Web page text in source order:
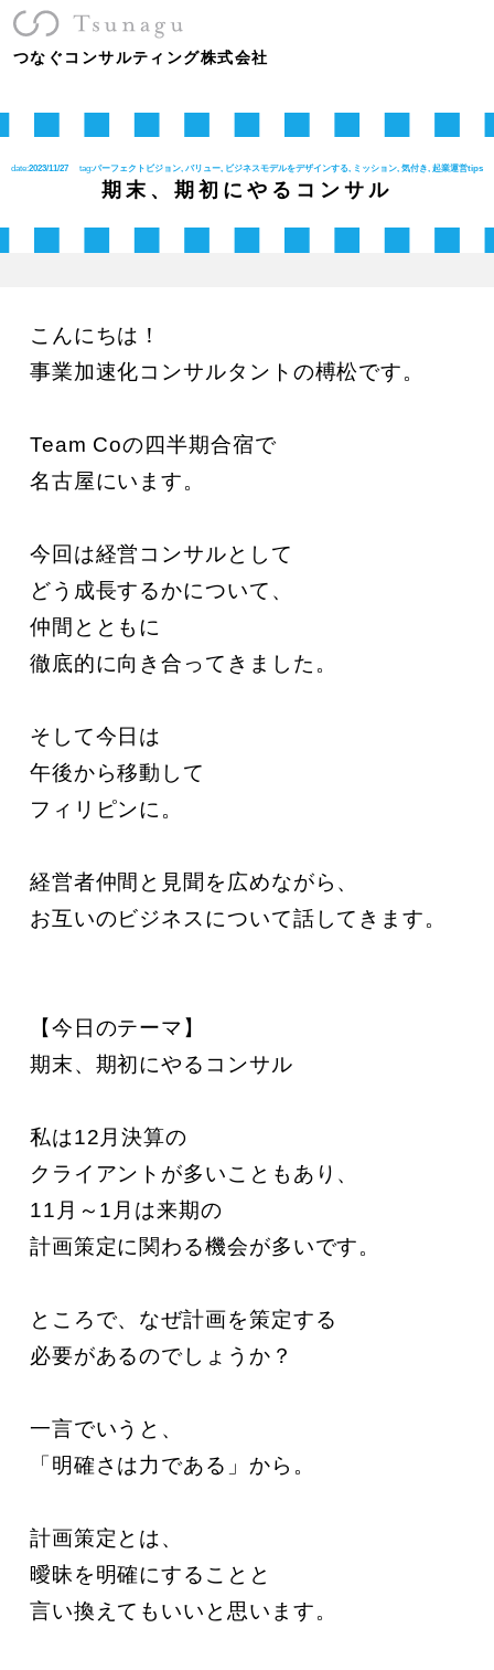
つなぐコンサルティング株式会社
date:2023/11/27 tag:パーフェクトビジョン, バリュー, ビジネスモデルをデザインする, ミッション, 気付き, 起業運営tips
期末、期初にやるコンサル
こんにちは！
事業加速化コンサルタントの榑松です。
Team Coの四半期合宿で
名古屋にいます。
今回は経営コンサルとして
どう成長するかについて、
仲間とともに
徹底的に向き合ってきました。
そして今日は
午後から移動して
フィリピンに。
経営者仲間と見聞を広めながら、
お互いのビジネスについて話してきます。
【今日のテーマ】
期末、期初にやるコンサル
私は12月決算の
クライアントが多いこともあり、
11月～1月は来期の
計画策定に関わる機会が多いです。
ところで、なぜ計画を策定する
必要があるのでしょうか？
一言でいうと、
「明確さは力である」から。
計画策定とは、
曖昧を明確にすることと
言い換えてもいいと思います。